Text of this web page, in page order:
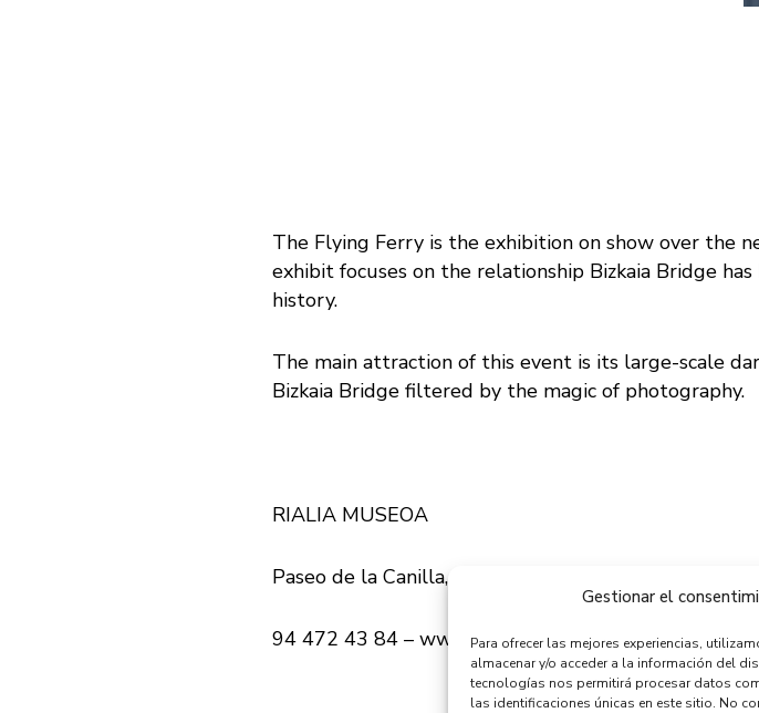
Gestionar el
Para ofrecer las mejores experiencias,
almacenar y/o acceder a la información del
tecnologías nos permitirá procesar datos
las identificaciones únicas en este sitio. No
The Flying Ferry is the exhibition on show over the
exhibit focuses on the relationship Bizkaia Bridge
history.
The main attraction of this event is its large-scale
Bizkaia Bridge filtered by the magic of photography.
RIALIA MUSEOA
Paseo de la Canilla, s/n – Portugalete (Bizkaia)
94 472 43 84 – www.rialia.net–